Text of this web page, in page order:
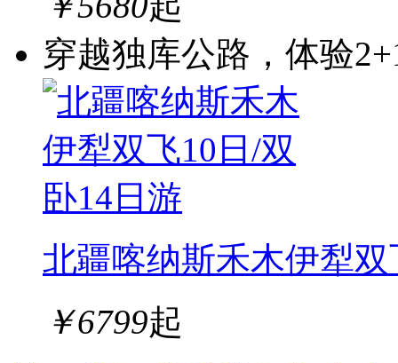
穿越独库公路，体验
北疆喀纳斯禾木伊犁
￥6799起